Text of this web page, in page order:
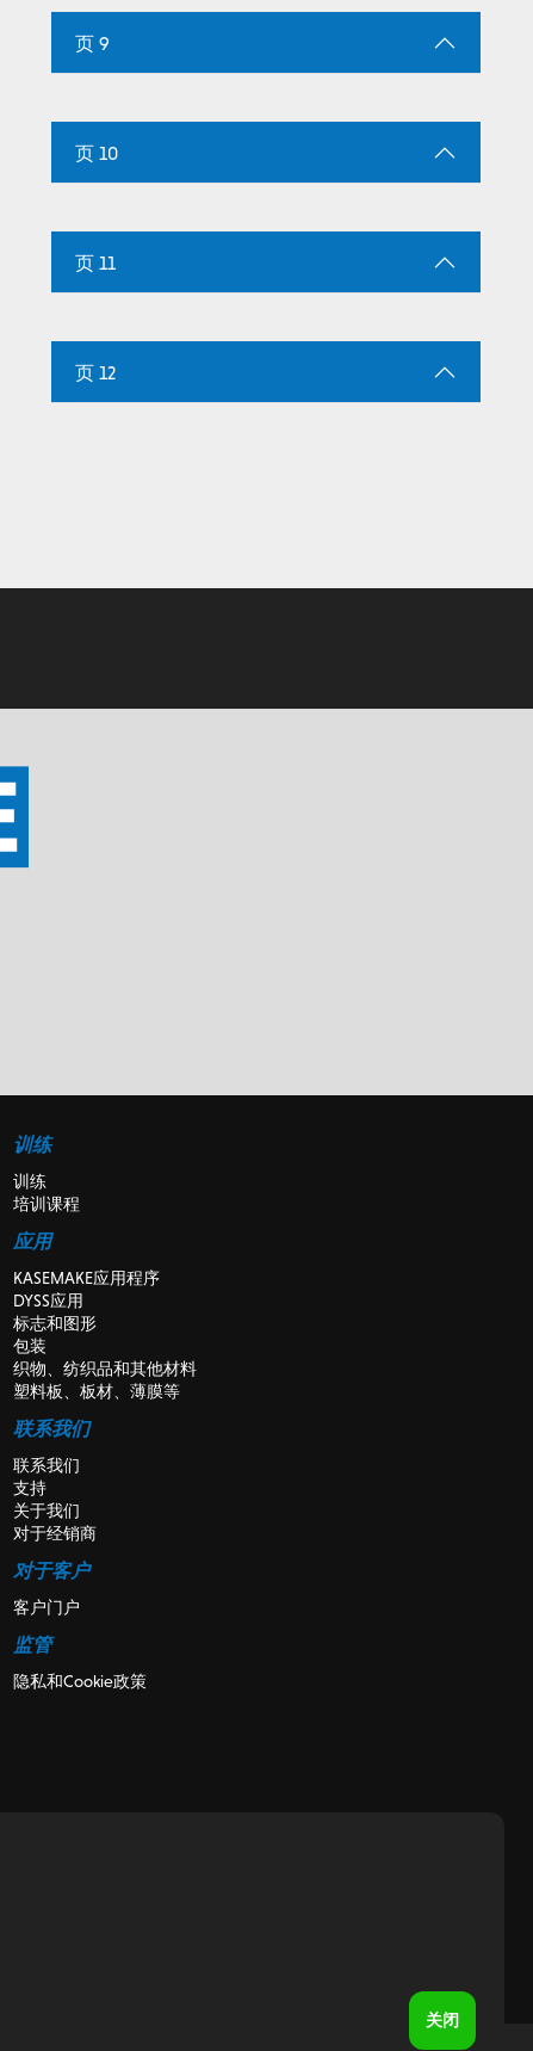
页 9
页 10
页 11
页 12
训练
训练
培训课程
应用
KASEMAKE应用程序
DYSS应用
标志和图形
包装
织物、纺织品和其他材料
塑料板、板材、薄膜等
联系我们
联系我们
支持
关于我们
对于经销商
对于客户
客户门户
监管
隐私和Cookie政策
关闭